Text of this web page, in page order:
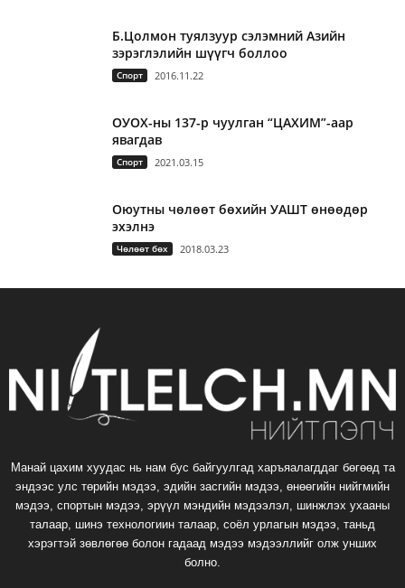
Б.Цолмон туялзуур сэлэмний Азийн
зэрэглэлийн шүүгч боллоо
Спорт 2016.11.22
ОУОХ-ны 137-р чуулган “ЦАХИМ”-аар
явагдав
Спорт 2021.03.15
Оюутны чөлөөт бөхийн УАШТ өнөөдөр
эхэлнэ
Чөлөөт бөх 2018.03.23
Манай цахим хуудас нь нам бус байгуулгад харъяалагддаг бөгөөд та
эндээс улс төрийн мэдээ, эдийн засгийн мэдээ, өнөөгийн нийгмийн
мэдээ, спортын мэдээ, эрүүл мэндийн мэдээлэл, шинжлэх ухааны
талаар, шинэ технологиин талаар, соёл урлагын мэдээ, таньд
хэрэгтэй зөвлөгөө болон гадаад мэдээ мэдээллийг олж унших
болно.